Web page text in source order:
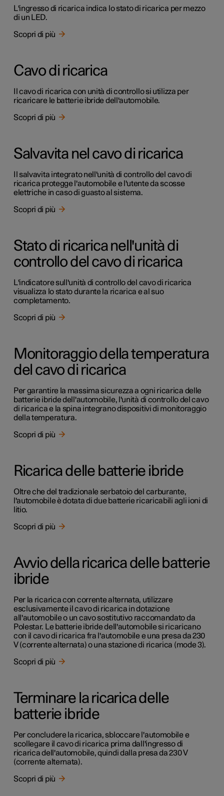
L'ingresso di ricarica indica lo stato di ricarica per mezzo
di un LED.
Scopri di più
Cavo di ricarica
Il cavo di ricarica con unità di controllo si utilizza per
ricaricare le batterie ibride dell'automobile.
Scopri di più
Salvavita nel cavo di ricarica
Il salvavita integrato nell'unità di controllo del cavo di
ricarica protegge l'automobile e l'utente da scosse
elettriche in caso di guasto al sistema.
Scopri di più
Stato di ricarica nell'unità di
controllo del cavo di ricarica
L'indicatore sull'unità di controllo del cavo di ricarica
visualizza lo stato durante la ricarica e al suo
completamento.
Scopri di più
Monitoraggio della temperatura
del cavo di ricarica
Per garantire la massima sicurezza a ogni ricarica delle
batterie ibride dell'automobile, l'unità di controllo del cavo
di ricarica e la spina integrano dispositivi di monitoraggio
della temperatura.
Scopri di più
Ricarica delle batterie ibride
Oltre che del tradizionale serbatoio del carburante,
l'automobile è dotata di due batterie ricaricabili agli ioni di
litio.
Scopri di più
Avvio della ricarica delle batterie
ibride
Per la ricarica con corrente alternata, utilizzare
esclusivamente il cavo di ricarica in dotazione
all'automobile o un cavo sostitutivo raccomandato da
Polestar. Le batterie ibride dell'automobile si ricaricano
con il cavo di ricarica fra l'automobile e una presa da 230
V (corrente alternata) o una stazione di ricarica (mode 3).
Scopri di più
Terminare la ricarica delle
batterie ibride
Per concludere la ricarica, sbloccare l'automobile e
scollegare il cavo di ricarica prima dall'ingresso di
ricarica dell'automobile, quindi dalla presa da 230 V
(corrente alternata).
Scopri di più